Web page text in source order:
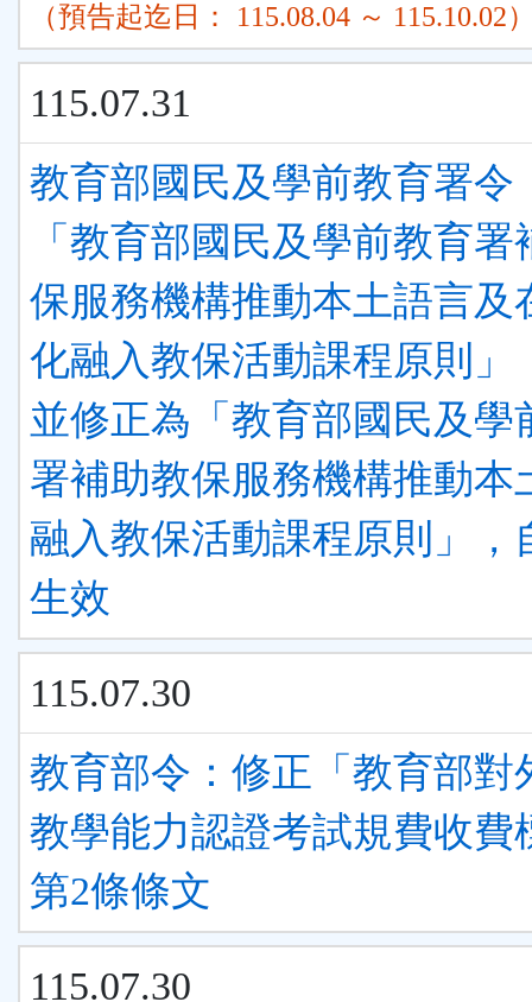
（預告起迄日： 115.08.04 ～ 115.10.02
115.07.31
教育部國民及學前教育署令
「教育部國民及學前教育署
保服務機構推動本土語言及
化融入教保活動課程原則」
並修正為「教育部國民及學
署補助教保服務機構推動本
融入教保活動課程原則」，
生效
115.07.30
教育部令：修正「教育部對
教學能力認證考試規費收費
第2條條文
115.07.30